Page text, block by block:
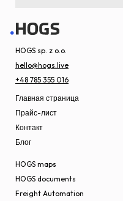
HOGS sp. z o.o.
hello@hogs.live
+48 785 355 016
Главная страница
Прайс-лист
Контакт
Блог
HOGS maps
HOGS documents
Freight Automation